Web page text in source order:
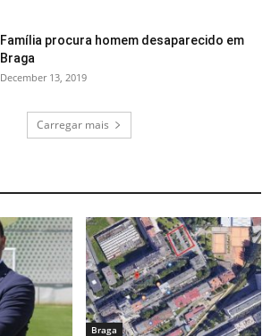
Família procura homem desaparecido em
Braga
December 13, 2019
Carregar mais
Braga